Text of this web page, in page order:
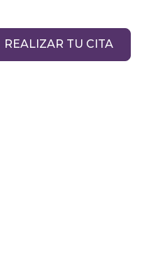
REALIZAR TU CITA